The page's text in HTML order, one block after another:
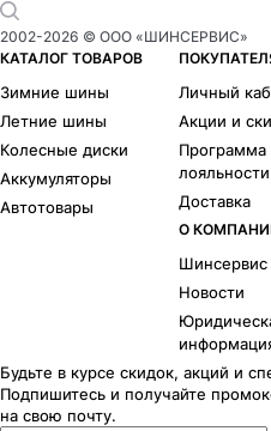
2002-2026 © ООО «ШИНСЕРВИС»
КАТАЛОГ ТОВАРОВ
Зимние шины
Летние шины
Колесные диски
Аккумуляторы
Автотовары
Личный
Акции и
Программа
лояльности
Доставка
О
Шинсервис
Новости
Будьте в курсе скидок, акций и
Подпишитесь и получайте
на свою почту.